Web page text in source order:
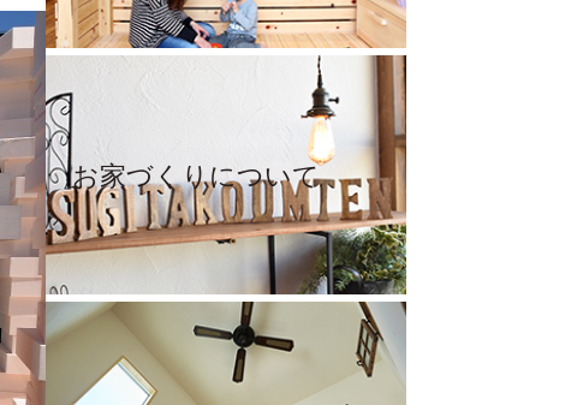
お家づくりについて